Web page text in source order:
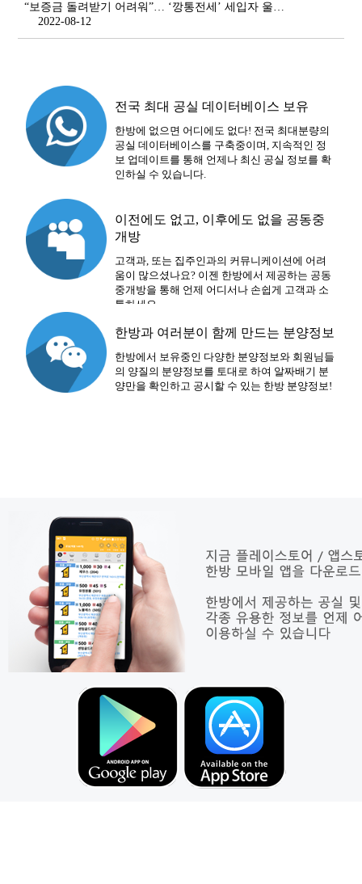
“보증금 돌려받기 어려워”… ‘깡통전세’ 세입자 울리는 종부세 폭탄- 아시아경제
2022-08-12
전국 최대 공실 데이터베이스 보유
한방에 없으면 어디에도 없다! 전국 최대분량의
공실 데이터베이스를 구축중이며, 지속적인 정
보 업데이트를 통해 언제나 최신 공실 정보를 확
인하실 수 있습니다.
이전에도 없고, 이후에도 없을 공동중
개방
고객과, 또는 집주인과의 커뮤니케이션에 어려
움이 많으셨나요? 이젠 한방에서 제공하는 공동
중개방을 통해 언제 어디서나 손쉽게 고객과 소
통하세요.
한방과 여러분이 함께 만드는 분양정보
한방에서 보유중인 다양한 분양정보와 회원님들
의 양질의 분양정보를 토대로 하여 알짜배기 분
양만을 확인하고 공시할 수 있는 한방 분양정보!